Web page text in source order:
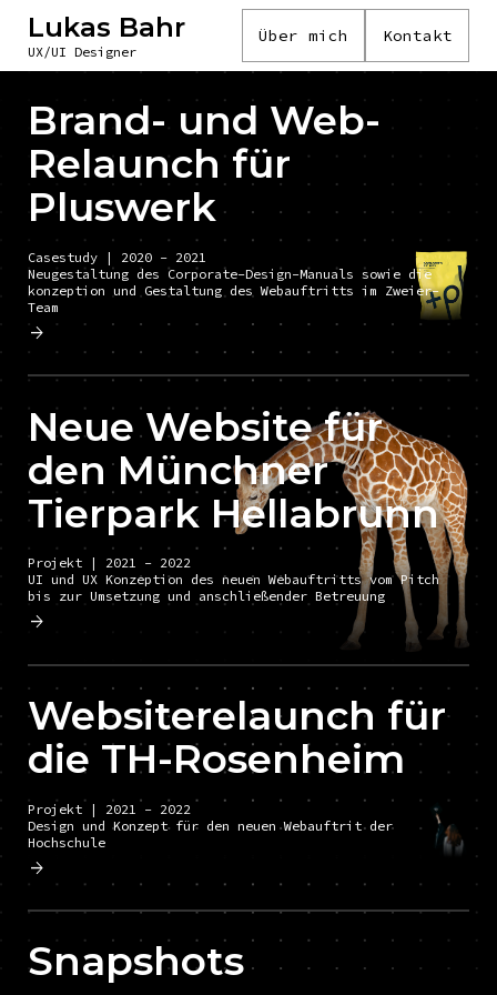
Lukas Bahr
UX/UI Designer
Über mich Kontakt
Brand- und Web-
Relaunch für
Pluswerk
Casestudy | 2020 - 2021
Neugestaltung des Corporate-Design-Manuals sowie die
konzeption und Gestaltung des Webauftritts im Zweier-
Team
Neue Website für
den Münchner
Tierpark Hellabrunn
Projekt | 2021 - 2022
UI und UX Konzeption des neuen Webauftritts vom Pitch
bis zur Umsetzung und anschließender Betreuung
Websiterelaunch für
die TH-Rosenheim
Projekt | 2021 - 2022
Design und Konzept für den neuen Webauftrit der
Hochschule
Snapshots